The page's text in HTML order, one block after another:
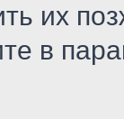
их
в